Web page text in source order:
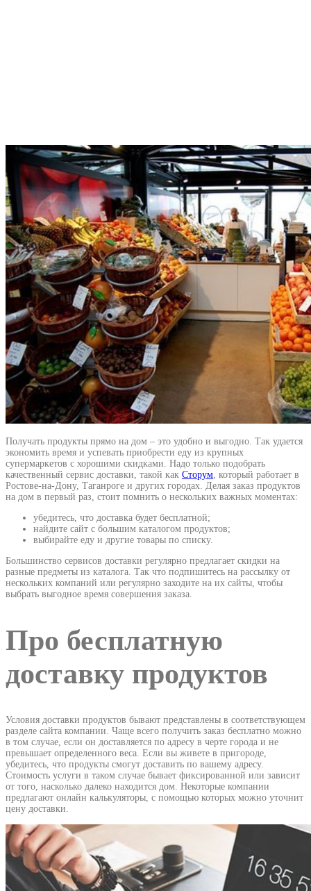
Получать продукты прямо на дом – это удобно и выгодно. Так удается
экономить время и успевать приобрести еду из крупных
супермаркетов с хорошими скидками. Надо только подобрать
качественный сервис доставки, такой как Сторум , который работает в
Ростове-на-Дону, Таганроге и других городах. Делая заказ продуктов
на дом в первый раз, стоит помнить о нескольких важных моментах:
убедитесь, что доставка будет бесплатной;
найдите сайт с большим каталогом продуктов;
выбирайте еду и другие товары по списку.
Большинство сервисов доставки регулярно предлагает скидки на
разные предметы из каталога. Так что подпишитесь на рассылку от
нескольких компаний или регулярно заходите на их сайты, чтобы
выбрать выгодное время совершения заказа.
Про бесплатную
доставку продуктов
Условия доставки продуктов бывают представлены в соответствующем
разделе сайта компании. Чаще всего получить заказ бесплатно можно
в том случае, если он доставляется по адресу в черте города и не
превышает определенного веса. Если вы живете в пригороде,
убедитесь, что продукты смогут доставить по вашему адресу.
Стоимость услуги в таком случае бывает фиксированной или зависит
от того, насколько далеко находится дом. Некоторые компании
предлагают онлайн калькуляторы, с помощью которых можно уточнит
цену доставки.